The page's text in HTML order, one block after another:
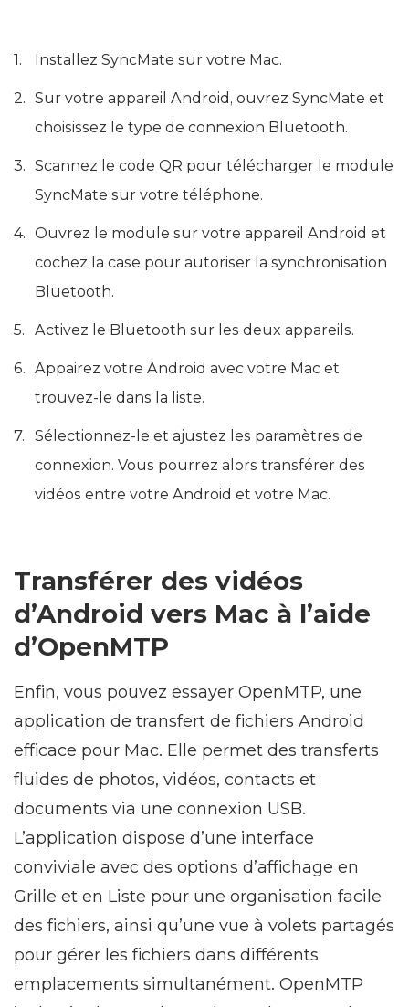
Installez SyncMate sur votre Mac.
Sur votre appareil Android, ouvrez SyncMate et
choisissez le type de connexion Bluetooth.
Scannez le code QR pour télécharger le module
SyncMate sur votre téléphone.
Ouvrez le module sur votre appareil Android et
cochez la case pour autoriser la synchronisation
Bluetooth.
Activez le Bluetooth sur les deux appareils.
Appairez votre Android avec votre Mac et
trouvez-le dans la liste.
Sélectionnez-le et ajustez les paramètres de
connexion. Vous pourrez alors transférer des
Transférer des vidéos
d’Android vers Mac à l’aide
d’OpenMTP
Enfin, vous pouvez essayer OpenMTP, une
application de transfert de fichiers Android
efficace pour Mac. Elle permet des transferts
fluides de photos, vidéos, contacts et
documents via une connexion USB.
L’application dispose d’une interface
conviviale avec des options d’affichage en
Grille et en Liste pour une organisation facile
des fichiers, ainsi qu’une vue à volets partagés
pour gérer les fichiers dans différents